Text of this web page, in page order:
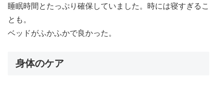
睡眠時間とたっぷり確保していました。時には寝すぎるこ
とも。
ベッドがふかふかで良かった。
身体のケア